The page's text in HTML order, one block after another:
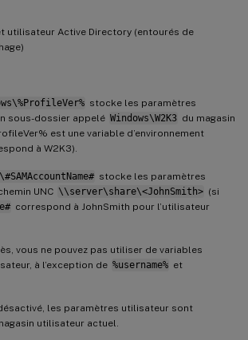
utilisateur Active Directory (entourés de
stocke les paramètres
sous-dossier appelé Windows\W2K3 du magasin
est une variable d’environnement
à W2K3).
stocke les paramètres
UNC \\server\share\<JohnSmith> (si
correspond à JohnSmith pour l’utilisateur
vous ne pouvez pas utiliser de variables
à l’exception de %username% et
les paramètres utilisateur sont
utilisateur actuel.